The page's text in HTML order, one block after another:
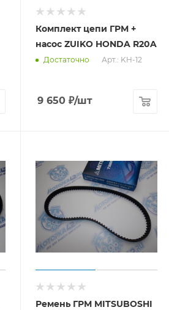
Комплект цепи ГРМ +
насос ZUIKO HONDA R20A
Достаточно Арт.: KH-12
9 650₽/шт
Ремень ГРМ MITSUBOSHI